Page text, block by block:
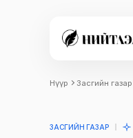
Нүүр Засгийн газар
ЗАСГИЙН ГАЗАР